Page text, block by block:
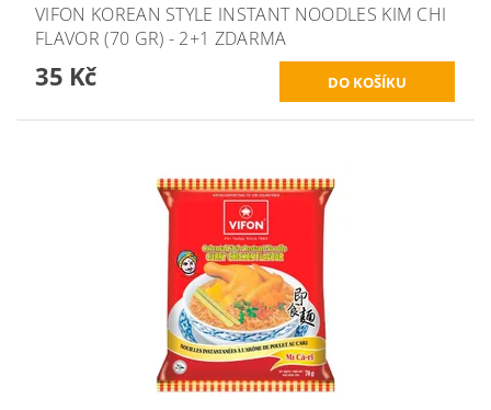
VIFON KOREAN STYLE INSTANT NOODLES KIM CHI
FLAVOR (70 GR) - 2+1 ZDARMA
35 Kč